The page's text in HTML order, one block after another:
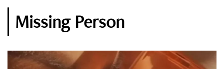
Missing Person